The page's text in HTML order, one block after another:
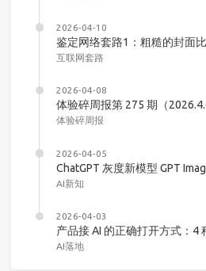
2026-04-10
鉴定网络套路1：粗糙的封面
互联网套路
2026-04-08
体验碎周报第 275 期（
体验碎周报
2026-04-05
ChatGPT 灰度新模型 GPT
AI新知
2026-04-03
产品接 AI 的正确打开方式：4
AI落地